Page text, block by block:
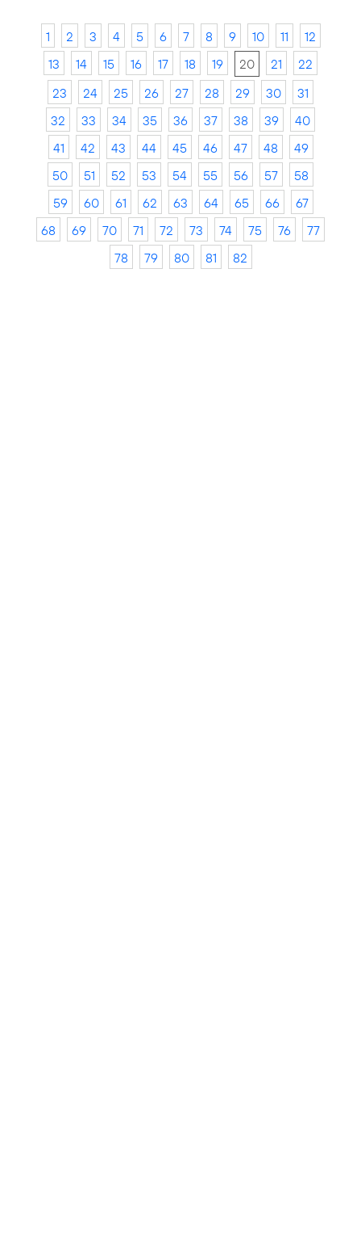
1 2 3 4 5 6 7 8 9 10 11
12
13
14 15 16 17 18 19 20 21
22
23
24 25 26 27 28 29 30
31
32
33 34 35 36 37 38 39
40
41
42 43 44 45 46 47 48
49
50
51 52 53 54 55 56 57
58
59
60 61 62 63 64 65 66
67
68
69 70 71 72 73 74 75 76
77
78
79 80 81 82